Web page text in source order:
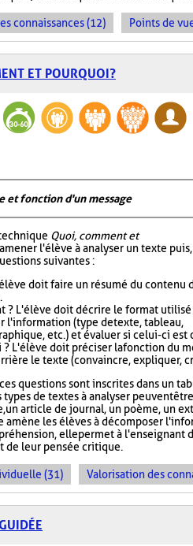
connaissances (12) Points de
ET POURQUOI?
et fonction d'un message
Quoi, comment et
l'élève à analyser un texte
suivantes :
doit faire un résumé du contenu
? L'élève doit décrire le format
l'information (type de texte, tableau,
etc.) et évaluer si celui-ci est
? L'élève doit préciser la fonction du
le texte (convaincre, expliquer,
ces questions sont inscrites dans un
types de textes à analyser peuvent
un article de journal, un poème, un
les élèves à décomposer
elle permet à l'enseignant
de leur pensée critique.
(31) Valorisation des